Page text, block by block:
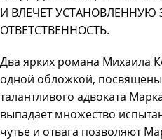
И ВЛЕЧЕТ УСТАНОВЛЕННУЮ
ОТВЕТСТВЕННОСТЬ.
Два ярких романа Михаила
одной обложкой,
талантливого адвоката
выпадает множество
чутье и отвага позволяют